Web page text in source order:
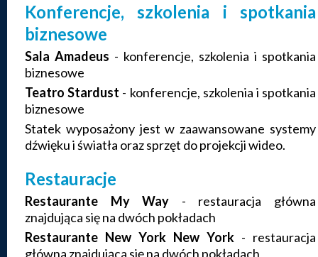
Konferencje, szkolenia i spotkania
biznesowe
Sala Amadeus - konferencje, szkolenia i spotkania
biznesowe
Teatro Stardust - konferencje, szkolenia i spotkania
biznesowe
Statek wyposażony jest w zaawansowane systemy
dźwięku i światła oraz sprzęt do projekcji wideo.
Restauracje
Restaurante My Way - restauracja główna
znajdująca się na dwóch pokładach
Restaurante New York New York - restauracja
główna znajdująca się na dwóch pokładach